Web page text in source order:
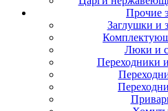
Прочие
Заглушки и
Люки и
Переходники